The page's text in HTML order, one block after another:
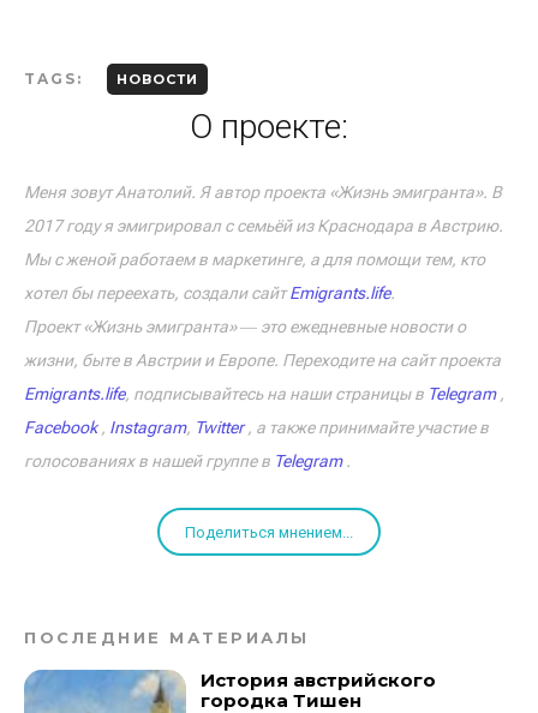
TAGS: НОВОСТИ
О проекте:
Меня зовут Анатолий. Я автор проекта «Жизнь эмигранта». В
2017 году я эмигрировал с семьёй из Краснодара в Австрию.
Мы с женой работаем в маркетинге, а для помощи тем, кто
хотел бы переехать, создали сайтEmigrants.life.
Проект «Жизнь эмигранта» ― это ежедневные новости о
жизни, быте в Австрии и Европе. Переходите на сайт проекта
Emigrants.life, подписывайтесь на наши страницы в Telegram,
Facebook, Instagram, Twitter, а также принимайте участие в
голосованиях в нашей группе в Telegram.
Поделиться мнением...
ПОСЛЕДНИЕ МАТЕРИАЛЫ
История австрийского
городка Тишен